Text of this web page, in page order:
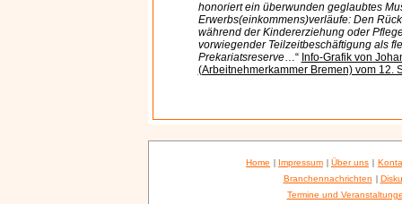
honoriert ein überwunden geglaubtes
Erwerbs(einkommens)verläufe: Den
während der Kindererziehung oder
vorwiegender Teilzeitbeschäftigung als
Prekariatsreserve…“ Info-Grafik von
(Arbeitnehmerkammer Bremen) vom 12.
Home | Impressum | Über uns |
Branchennachrichten |
Termine und